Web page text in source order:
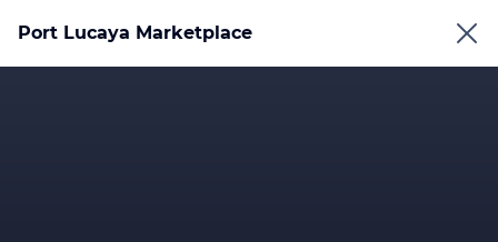
Port Lucaya Marketplace